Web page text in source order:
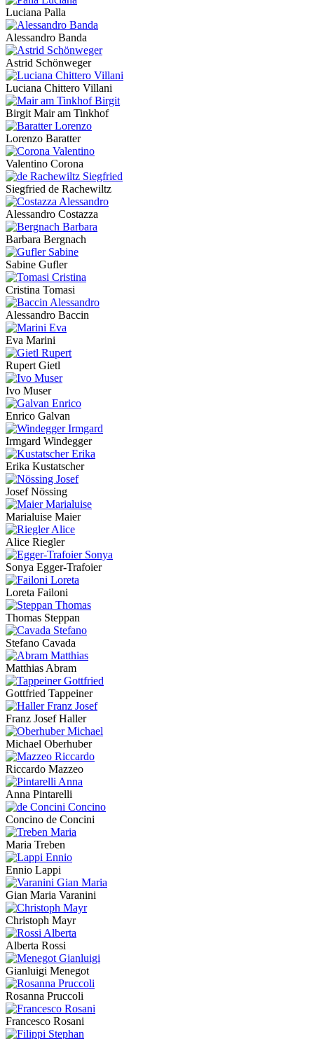
Luciana Palla
Alessandro Banda
Astrid Schönweger
Luciana Chittero Villani
Birgit Mair am Tinkhof
Lorenzo Baratter
Valentino Corona
Siegfried de Rachewiltz
Alessandro Costazza
Barbara Bergnach
Sabine Gufler
Cristina Tomasi
Alessandro Baccin
Eva Marini
Rupert Gietl
Ivo Muser
Enrico Galvan
Irmgard Windegger
Erika Kustatscher
Josef Nössing
Marialuise Maier
Alice Riegler
Sonya Egger-Trafoier
Loreta Failoni
Thomas Steppan
Stefano Cavada
Matthias Abram
Gottfried Tappeiner
Franz Josef Haller
Michael Oberhuber
Riccardo Mazzeo
Anna Pintarelli
Concino de Concini
Maria Treben
Ennio Lappi
Gian Maria Varanini
Christoph Mayr
Alberta Rossi
Gianluigi Menegot
Rosanna Pruccoli
Francesco Rosani